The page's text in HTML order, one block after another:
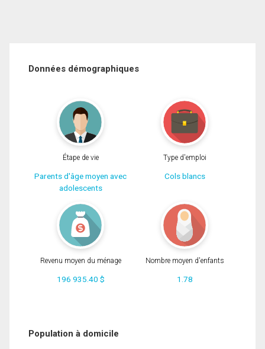
Données démographiques
Étape de vie
Parents d'âge moyen avec
adolescents
Type d'emploi
Cols blancs
Revenu moyen du ménage
196 935.40 $
Nombre moyen d'enfants
1.78
Population à domicile